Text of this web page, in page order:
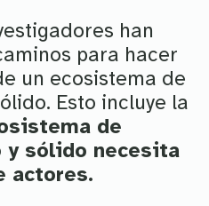
han
para hacer
un ecosistema de
Esto incluye la
de
y sólido necesita
actores.